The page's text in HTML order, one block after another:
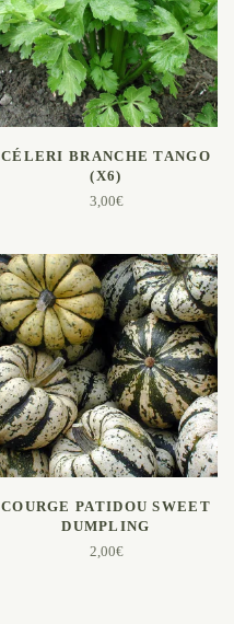
AJOUTER AU PANIER
CÉLERI BRANCHE TANGO
(X6)
3,00€
AJOUTER AU PANIER
COURGE PATIDOU SWEET
DUMPLING
2,00€